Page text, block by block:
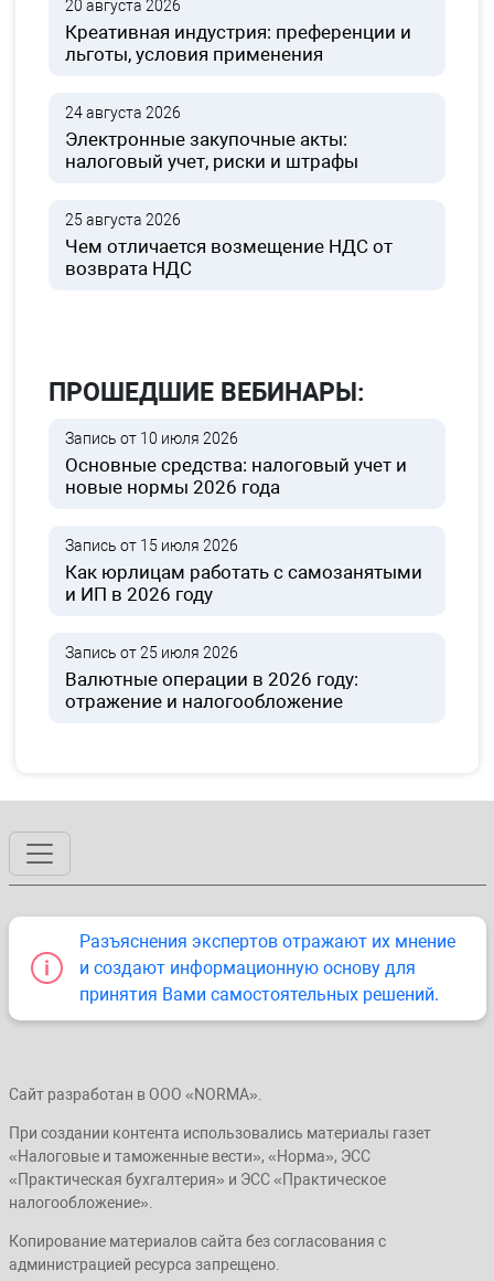
20 августа 2026
Креативная индустрия: преференции и
льготы, условия применения
24 августа 2026
Электронные закупочные акты:
налоговый учет, риски и штрафы
25 августа 2026
Чем отличается возмещение НДС от
возврата НДС
ПРОШЕДШИЕ ВЕБИНАРЫ:
Запись от 10 июля 2026
Основные средства: налоговый учет и
новые нормы 2026 года
Запись от 15 июля 2026
Как юрлицам работать с самозанятыми
и ИП в 2026 году
Запись от 25 июля 2026
Валютные операции в 2026 году:
отражение и налогообложение
Разъяснения экспертов отражают их мнение
и создают информационную основу для
принятия Вами самостоятельных решений.
Сайт разработан в ООО «NORMA».
При создании контента использовались материалы газет
«Налоговые и таможенные вести», «Норма», ЭСС
«Практическая бухгалтерия» и ЭСС «Практическое
налогообложение».
Копирование материалов сайта без согласования с
администрацией ресурса запрещено.